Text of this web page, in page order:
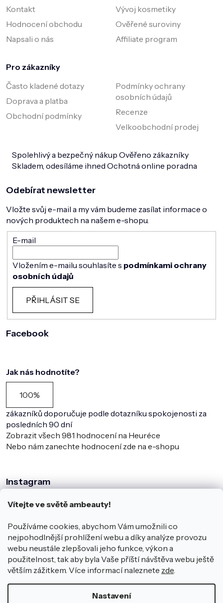
Vítejte ve světě ambeauty!
Používáme cookies, abychom Vám umožnili co
nejpohodlnější prohlížení webu a díky analýze provozu
webu neustále zlepšovali jeho funkce, výkon a
použitelnost, tak aby byla Vaše příští návštěva webu ještě
větším zážitkem. Více informací naleznete zde.
Nastavení
Kontakt
Hodnocení obchodu
Napsali o nás
Vývoj kosmetiky
Ověřené suroviny
Affiliate program
Pro zákazníky
Často kladené dotazy
Doprava a platba
Obchodní podmínky
Podmínky ochrany
osobních údajů
Recenze
Velkoobchodní prodej
Spolehlivý a bezpečný nákup Ověřeno zákazníky
Skladem, odesíláme ihned Ochotná online poradna
Odebírat newsletter
Vložte svůj e-mail a my vám budeme zasílat informace o
nových produktech na našem e-shopu.
E-mail
Vložením e-mailu souhlasíte s podmínkami ochrany
osobních údajů
PŘIHLÁSIT SE
Facebook
Jak nás hodnotíte?
100%
zákazníků doporučuje podle dotazníku spokojenosti za
posledních 90 dní
Zobrazit všech 981 hodnocení na Heuréce
Nebo nám zanechte hodnocení zde na e-shopu
Instagram
Sledovat na Instagramu